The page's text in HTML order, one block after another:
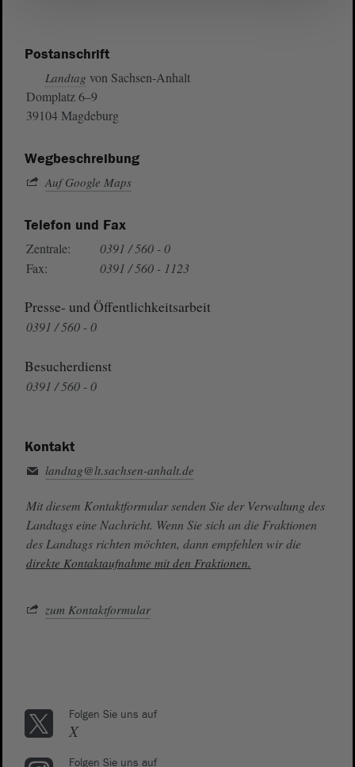
Postanschrift
Landtag von Sachsen-Anhalt
Domplatz 6–9
39104 Magdeburg
Wegbeschreibung
Auf Google Maps
Telefon und Fax
Zentrale:
0391 / 560 - 0
Fax:
0391 / 560 - 1123
Presse- und Öffentlichkeitsarbeit
0391 / 560 - 0
Besucherdienst
0391 / 560 - 0
Kontakt
landtag@lt.sachsen-anhalt.de
Mit diesem Kontaktformular senden Sie der Verwaltung des
Landtags eine Nachricht. Wenn Sie sich an die Fraktionen
des Landtags richten möchten, dann empfehlen wir die
direkte Kontaktaufnahme mit den Fraktionen.
zum Kontaktformular
Folgen Sie uns auf
X
Folgen Sie uns auf